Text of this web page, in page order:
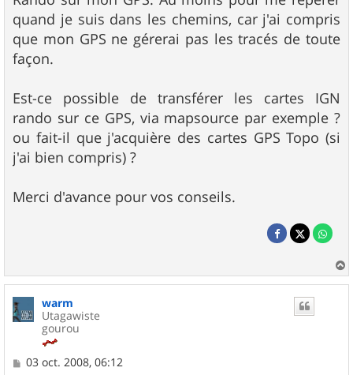
quand je suis dans les chemins, car j'ai compris
que mon GPS ne gérerai pas les tracés de toute
façon.
Est-ce possible de transférer les cartes IGN
rando sur ce GPS, via mapsource par exemple ?
ou fait-il que j'acquière des cartes GPS Topo (si
j'ai bien compris) ?
Merci d'avance pour vos conseils.
a
warm
Utagawiste
gourou
M
03 oct. 2008, 06:12